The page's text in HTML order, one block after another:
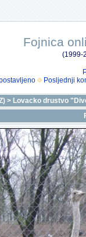
Fojnica
(1999-
Posljednji
> Lovacko drustvo